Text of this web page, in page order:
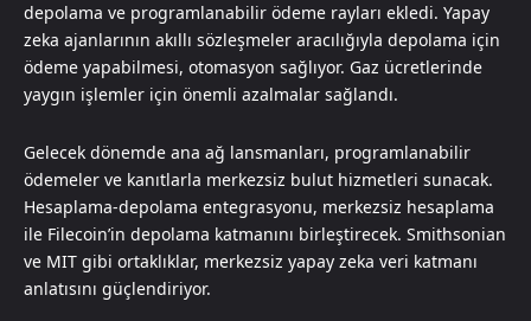
depolama ve programlanabilir ödeme rayları ekledi. Yapay
zeka ajanlarının akıllı sözleşmeler aracılığıyla depolama için
ödeme yapabilmesi, otomasyon sağlıyor. Gaz ücretlerinde
yaygın işlemler için önemli azalmalar sağlandı.
Gelecek dönemde ana ağ lansmanları, programlanabilir
ödemeler ve kanıtlarla merkezsiz bulut hizmetleri sunacak.
Hesaplama-depolama entegrasyonu, merkezsiz hesaplama
ile Filecoin’in depolama katmanını birleştirecek. Smithsonian
ve MIT gibi ortaklıklar, merkezsiz yapay zeka veri katmanı
anlatısını güçlendiriyor.